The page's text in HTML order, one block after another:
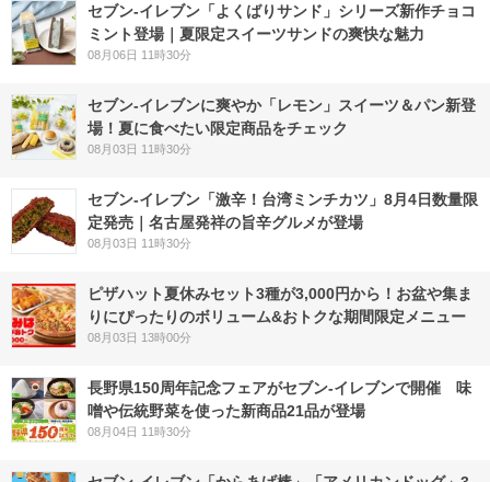
セブン‐イレブン「よくばりサンド」シリーズ新作チョコ
ミント登場｜夏限定スイーツサンドの爽快な魅力
08月06日 11時30分
セブン‐イレブンに爽やか「レモン」スイーツ＆パン新登
場！夏に食べたい限定商品をチェック
08月03日 11時30分
セブン-イレブン「激辛！台湾ミンチカツ」8月4日数量限
定発売｜名古屋発祥の旨辛グルメが登場
08月03日 11時30分
ピザハット夏休みセット3種が3,000円から！お盆や集ま
りにぴったりのボリューム&おトクな期間限定メニュー
08月03日 13時00分
長野県150周年記念フェアがセブン-イレブンで開催 味
噌や伝統野菜を使った新商品21品が登場
08月04日 11時30分